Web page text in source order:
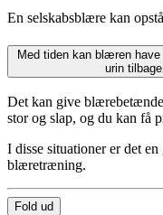
En selskabsblære kan
Med tiden kan blæren
urin
Det kan give
stor og slap, og du kan få
I disse situationer er det
blæretræning.
Fold ud